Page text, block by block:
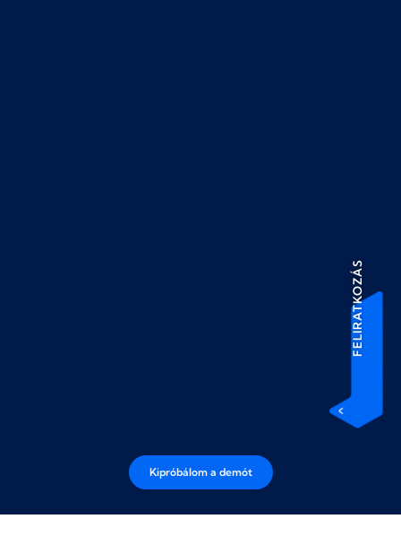
Kipróbálom a demót
FELIRATKOZÁS